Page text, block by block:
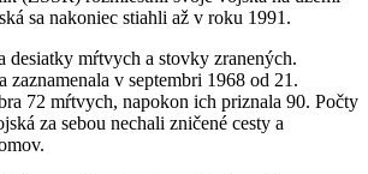
sa nakoniec stiahli až v roku 1991.
desiatky mŕtvych a stovky zranených.
zaznamenala v septembri 1968 od 21.
72 mŕtvych, napokon ich priznala 90. Počty
za sebou nechali zničené cesty a